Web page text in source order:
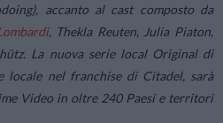
accanto al cast composto da
, Thekla Reuten, Julia Piaton,
La nuova serie local Original di
locale nel franchise di Citadel, sarà
Video in oltre 240 Paesi e territori